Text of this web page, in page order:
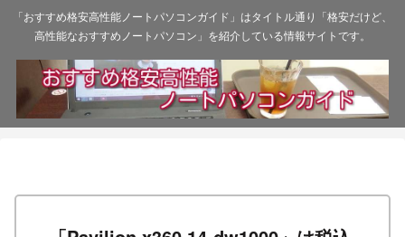
「おすすめ格安高性能ノートパソコンガイド」はタイトル通り「格安だけど、
高性能なおすすめノートパソコン」を紹介している情報サイトです。